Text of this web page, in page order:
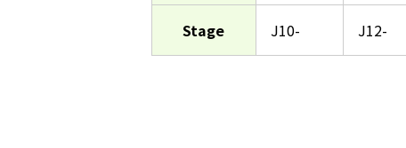
Stage J10- J12-